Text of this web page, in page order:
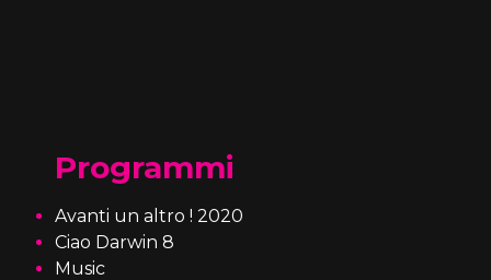
Programmi
Avanti un altro ! 2020
Ciao Darwin 8
Music